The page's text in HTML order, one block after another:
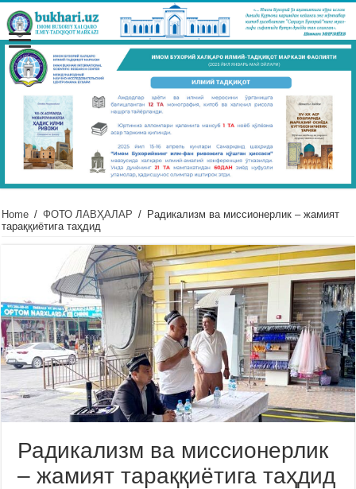
Home / ФОТО ЛАВҲАЛАР / Радикализм ва миссионерлик – жамият
тараққиётига таҳдид
Радикализм ва миссионерлик
– жамият тараққиётига таҳдид